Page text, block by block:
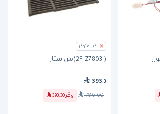
غير متوفر
( 2F-Z7803)من ستار
393 .3
786.60 وفّر 393.30